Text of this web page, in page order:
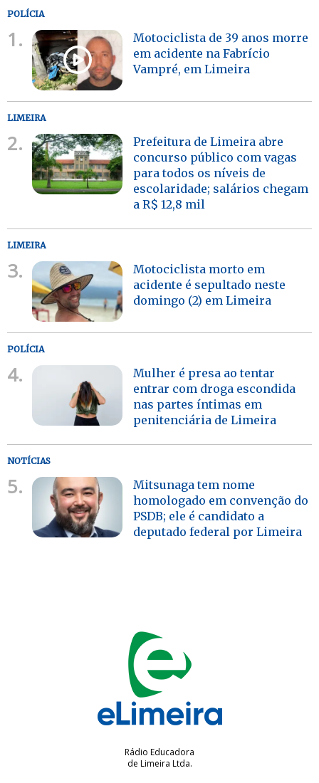
POLÍCIA
1.
Motociclista de 39 anos morre
em acidente na Fabrício
Vampré, em Limeira
LIMEIRA
2.
Prefeitura de Limeira abre
concurso público com vagas
para todos os níveis de
escolaridade; salários chegam
a R$ 12,8 mil
LIMEIRA
3.
Motociclista morto em
acidente é sepultado neste
domingo (2) em Limeira
POLÍCIA
4.
Mulher é presa ao tentar
entrar com droga escondida
nas partes íntimas em
penitenciária de Limeira
NOTÍCIAS
5.
Mitsunaga tem nome
homologado em convenção do
PSDB; ele é candidato a
deputado federal por Limeira
Rádio Educadora
de Limeira Ltda.